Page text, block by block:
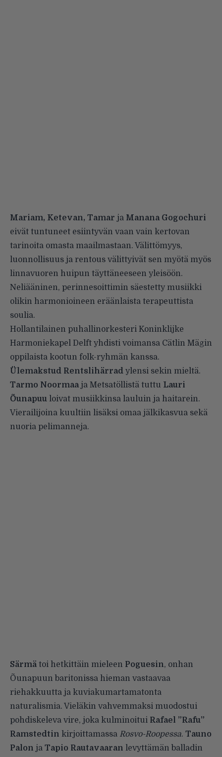
Mariam, Ketevan, Tamar ja Manana Gogochuri
eivät tuntuneet esiintyvän vaan vain kertovan
tarinoita omasta maailmastaan. Välittömyys,
luonnollisuus ja rentous välittyivät sen myötä myös
linnavuoren huipun täyttäneeseen yleisöön.
Neliääninen, perinnesoittimin säestetty musiikki
olikin harmonioineen eräänlaista terapeuttista
soulia.
Hollantilainen puhallinorkesteri Koninklijke
Harmoniekapel Delft yhdisti voimansa Cätlin Mägin
oppilaista kootun folk-ryhmän kanssa.
Ülemakstud Rentslihärrad ylensi sekin mieltä.
Tarmo Noormaaja Metsatöllistä tuttu Lauri
Õunapuu loivat musiikkinsa lauluin ja haitarein.
Vierailijoina kuultiin lisäksi omaa jälkikasvua sekä
nuoria pelimanneja.
Särmä toi hetkittäin mieleen Poguesin, onhan
Õunapuun baritonissa hieman vastaavaa
riehakkuutta ja kuviakumartamatonta
naturalismia. Vieläkin vahvemmaksi muodostui
pohdiskeleva vire, joka kulminoitui Rafael ”Rafu”
Ramstedtin kirjoittamassa Rosvo-Roopessa. Tauno
Palon ja Tapio Rautavaaran levyttämän balladin